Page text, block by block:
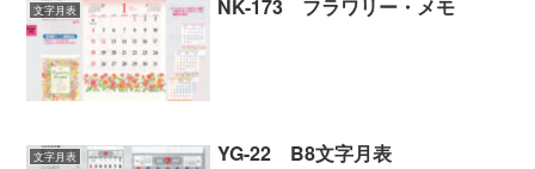
文字月表 NK-173 フラワリー・メモ
文字月表 YG-22 B8文字月表